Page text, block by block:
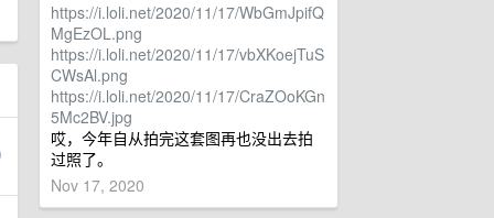
https://i.loli.net/2020/11/17/WbGmJpifQ
MgEzOL.png
https://i.loli.net/2020/11/17/vbXKoejTuS
CWsAl.png
https://i.loli.net/2020/11/17/CraZOoKGn
5Mc2BV.jpg
哎，今年自从拍完这套图再也没出去拍
过照了。
Nov 17, 2020